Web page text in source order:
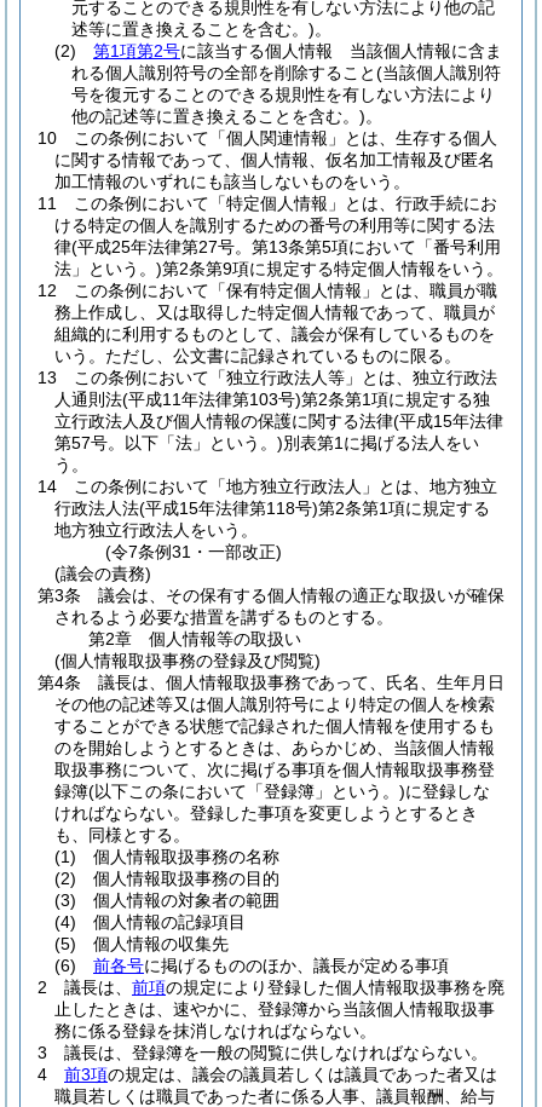
元することのできる規則性を有しない方法により他の記
述等に置き換えることを含む。)。
(2)
第1項第2号に該当する個人情報 当該個人情報に含ま
れる個人識別符号の全部を削除すること(当該個人識別符
号を復元することのできる規則性を有しない方法により
他の記述等に置き換えることを含む。)。
10
この条例において「個人関連情報」とは、生存する個人
に関する情報であって、個人情報、仮名加工情報及び匿名
加工情報のいずれにも該当しないものをいう。
11
この条例において「特定個人情報」とは、行政手続にお
ける特定の個人を識別するための番号の利用等に関する法
律(平成25年法律第27号。第13条第5項において「番号利用
法」という。)第2条第9項に規定する特定個人情報をいう。
12
この条例において「保有特定個人情報」とは、職員が職
務上作成し、又は取得した特定個人情報であって、職員が
組織的に利用するものとして、議会が保有しているものを
いう。 ただし、公文書に記録されているものに限る。
13
この条例において「独立行政法人等」とは、独立行政法
人通則法(平成11年法律第103号)第2条第1項に規定する独
立行政法人及び個人情報の保護に関する法律(平成15年法律
第57号。以下「法」という。)別表第1に掲げる法人をい
う。
14
この条例において「地方独立行政法人」とは、地方独立
行政法人法(平成15年法律第118号)第2条第1項に規定する
地方独立行政法人をいう。
(令7条例31・一部改正)
(議会の責務)
第3条
議会は、その保有する個人情報の適正な取扱いが確保
されるよう必要な措置を講ずるものとする。
第2章
個人情報等の取扱い
(個人情報取扱事務の登録及び閲覧)
第4条
議長は、個人情報取扱事務であって、氏名、生年月日
その他の記述等又は個人識別符号により特定の個人を検索
することができる状態で記録された個人情報を使用するも
のを開始しようとするときは、あらかじめ、当該個人情報
取扱事務について、次に掲げる事項を個人情報取扱事務登
録簿(以下この条において「登録簿」という。)に登録しな
ければならない。 登録した事項を変更しようとするとき
も、同様とする。
(1)
個人情報取扱事務の名称
(2)
個人情報取扱事務の目的
(3)
個人情報の対象者の範囲
(4)
個人情報の記録項目
(5)
個人情報の収集先
(6)
前各号に掲げるもののほか、議長が定める事項
2
議長は、 前項の規定により登録した個人情報取扱事務を廃
止したときは、速やかに、登録簿から当該個人情報取扱事
務に係る登録を抹消しなければならない。
3
議長は、登録簿を一般の閲覧に供しなければならない。
4
前3項の規定は、議会の議員若しくは議員であった者又は
職員若しくは職員であった者に係る人事、議員報酬、給与